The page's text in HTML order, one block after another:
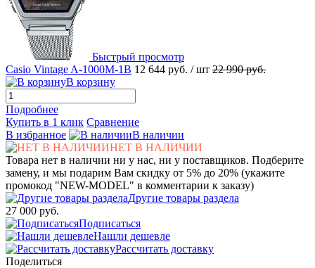
Быстрый просмотр
Casio Vintage A-1000M-1B 12 644 руб. / шт 22 990 руб.
В корзину
Подробнее
Купить в 1 клик Сравнение
В избранное
В наличии
НЕТ В НАЛИЧИИ
Товара нет в наличии ни у нас, ни у поставщиков. Подберите
замену, и мы подарим Вам скидку от 5% до 20% (укажите
промокод "NEW-MODEL" в комментарии к заказу)
Другие товары раздела
27 000 руб.
Подписаться
Нашли дешевле
Рассчитать доставку
Поделиться